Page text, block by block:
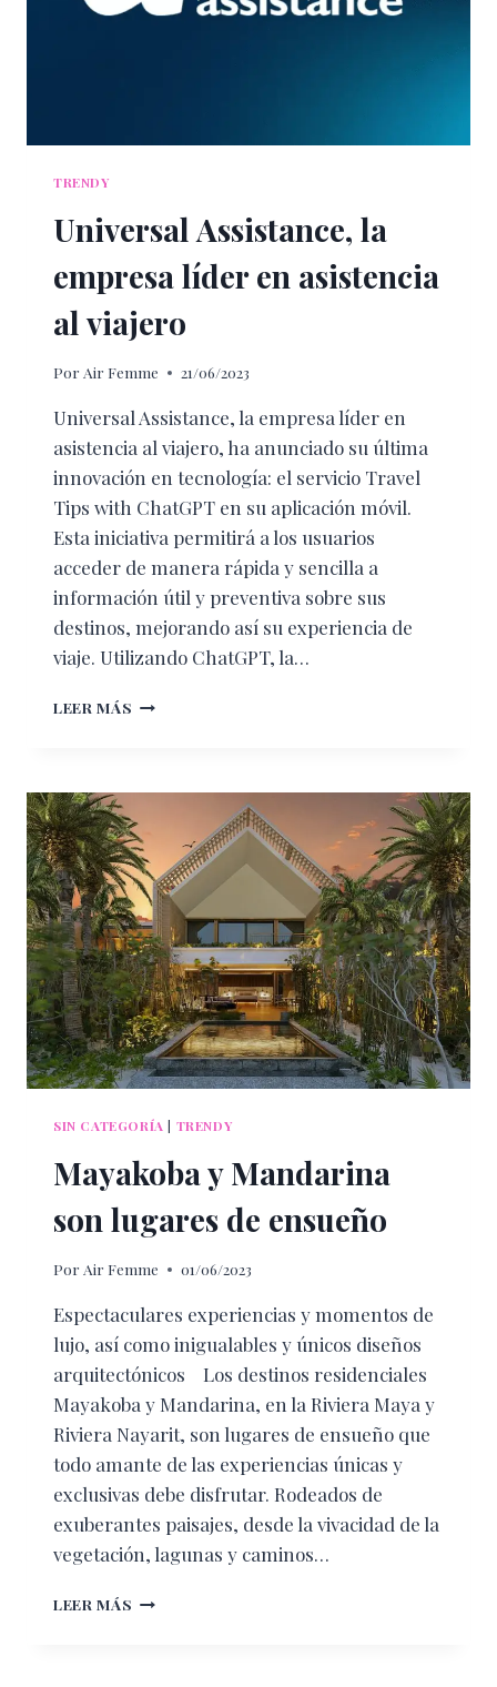
TRENDY
Universal Assistance, la
empresa líder en asistencia
al viajero
Por Air Femme 21/06/2023
Universal Assistance, la empresa líder en
asistencia al viajero, ha anunciado su última
innovación en tecnología: el servicio Travel
Tips with ChatGPT en su aplicación móvil.
Esta iniciativa permitirá a los usuarios
acceder de manera rápida y sencilla a
información útil y preventiva sobre sus
destinos, mejorando así su experiencia de
viaje. Utilizando ChatGPT, la…
LEER MÁS UNIVERSAL
LÍDER
EN
ASISTENCIA
AL
VIAJERO
SIN CATEGORÍA | TRENDY
Mayakoba y Mandarina
son lugares de ensueño
Por Air Femme 01/06/2023
Espectaculares experiencias y momentos de
lujo, así como inigualables y únicos diseños
arquitectónicos Los destinos residenciales
Mayakoba y Mandarina, en la Riviera Maya y
Riviera Nayarit, son lugares de ensueño que
todo amante de las experiencias únicas y
exclusivas debe disfrutar. Rodeados de
exuberantes paisajes, desde la vivacidad de la
vegetación, lagunas y caminos…
LEER MÁS MAYAKOBA